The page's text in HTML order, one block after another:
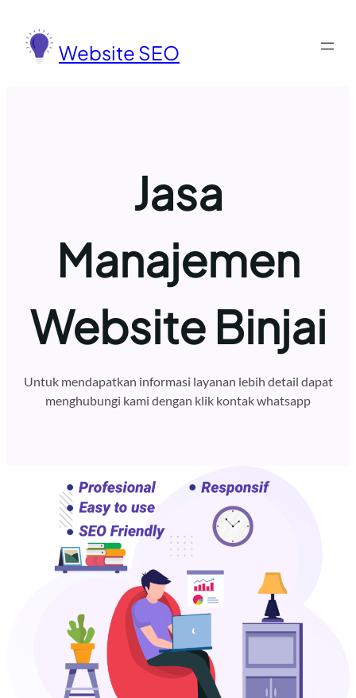
konten
Website SEO
Jasa
Manajemen
Website Binjai
Untuk mendapatkan informasi layanan lebih detail dapat
menghubungi kami dengan klik kontak whatsapp